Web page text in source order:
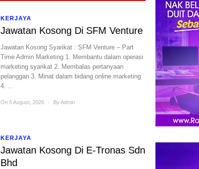
KERJAYA
Jawatan Kosong Di SFM Venture
Jawatan Kosong Syarikat : SFM Venture – Part
Time Admin Marketing 1. Membantu dalam operasi
marketing syarikat 2. ⁠Membalas pertanyaan
pelanggan 3. ⁠Minat dalam bidang online marketing
4. ...
On 5 August, 2026 / ByAdmin
KERJAYA
Jawatan Kosong Di E-Tronas Sdn
Bhd